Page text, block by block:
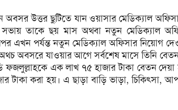
উত্তর ছুটিতে যান ওয়াসার মেডিক্যাল
তাকে ছয় মাস অথবা নতুন মেডিক্যাল
এখন পর্যন্ত নতুন মেডিক্যাল অফিসার নিয়োগ
অবসরে যাওয়ার আগে সর্বশেষ মাসে তিনি
এক লাখ ৭৫ হাজার টাকা বেতন দেয়া
করা হয়। এ ছাড়া বাড়ি ভাড়া, চিকিৎসা,